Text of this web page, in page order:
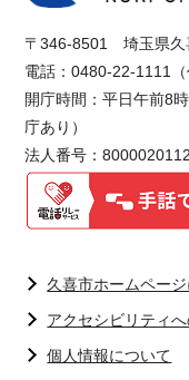
〒346-8501 埼玉県久
電話：0480-22-1111（
開庁時間：平日午前8
庁あり）
法人番号：
久喜市ホームペー
アクセシビリティ
個人情報について